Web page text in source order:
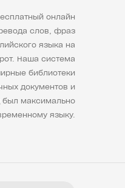
онлайн
слов, фраз
языка на
Наша система
библиотеки
документов и
был максимально
языку.